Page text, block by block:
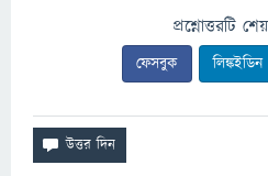
প্রশ্নোত্তরটি
ফেসবুক লিঙ্কইডিন